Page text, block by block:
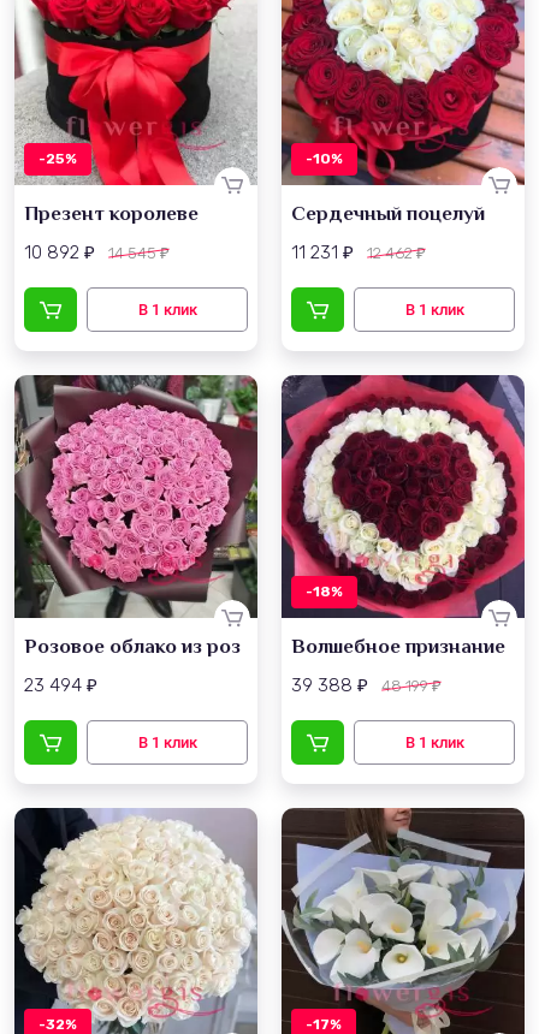
-25%
Презент королеве
10 892 ₽ 14 545₽
-10%
Сердечный поцелуй
11 231 ₽ 12 462₽
Розовое облако из роз
23 494 ₽
-18%
Волшебное признание
39 388 ₽ 48 199₽
-32% -17%